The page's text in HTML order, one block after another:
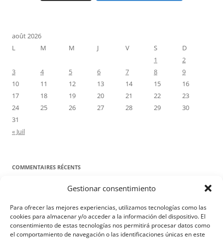
Gestionar consentimiento
Para ofrecer las mejores experiencias, utilizamos tecnologías como las
cookies para almacenar y/o acceder a la información del dispositivo. El
consentimiento de estas tecnologías nos permitirá procesar datos como
el comportamiento de navegación o las identificaciones únicas en este
août 2026
L
M M J V S
D
1
2
3
4 5 6 7 8
9
10
11 12 13 14 15
16
17
18 19 20 21 22
23
24
25 26 27 28 29
30
31
« Juil
COMMENTAIRES RÉCENTS
Proyecto Amor ConyugaldansContre toute attente. Commentaire
pour les époux : Luc 12, 8-12
Manuel MirallesdansContre toute attente. Commentaire pour les
époux : Luc 12, 8-12